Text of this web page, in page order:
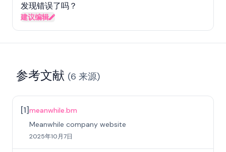
发现错误了吗？
建议编辑
参考文献 (6 来源)
[1]meanwhile.bm
Meanwhile company website
2025年10月7日